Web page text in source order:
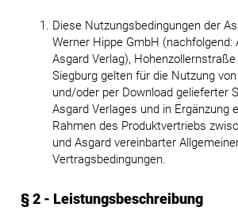
Diese Nutzungsbedingungen der
Werner Hippe GmbH (nachfolgend:
Asgard Verlag), Hohenzollernstraße
Siegburg gelten für die Nutzung
und/oder per Download gelieferter
Asgard Verlages und in Ergänzung
Rahmen des Produktvertriebs
und Asgard vereinbarter
Vertragsbedingungen.
§ 2 - Leistungsbeschreibung